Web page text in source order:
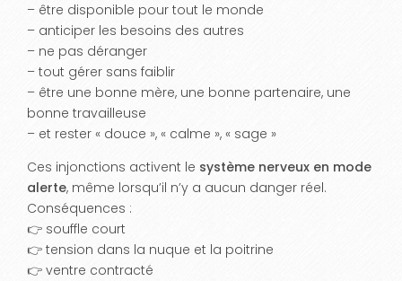
– être disponible pour tout le monde
– anticiper les besoins des autres
– ne pas déranger
– tout gérer sans faiblir
– être une bonne mère, une bonne partenaire, une
bonne travailleuse
– et rester « douce », « calme », « sage »
Ces injonctions activent le système nerveux en mode
alerte, même lorsqu’il n’y a aucun danger réel.
Conséquences :
👉 souffle court
👉 tension dans la nuque et la poitrine
👉 ventre contracté